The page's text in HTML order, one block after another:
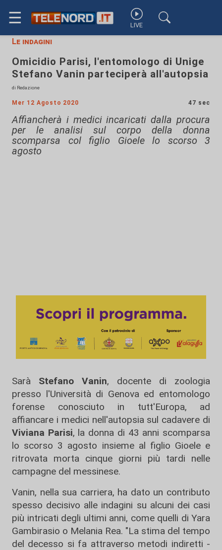
☰ LIVE
Le indagini
Omicidio Parisi, l'entomologo di Unige
Stefano Vanin parteciperà all'autopsia
di Redazione
Mer 12 Agosto 2020 47 sec
Affiancherà i medici incaricati dalla procura
per le analisi sul corpo della donna
scomparsa col figlio Gioele lo scorso 3
agosto
Sarà Stefano Vanin, docente di zoologia
presso l'Università di Genova ed entomologo
forense conosciuto in tutt'Europa, ad
affiancare i medici nell'autopsia sul cadavere di
Viviana Parisi, la donna di 43 anni scomparsa
lo scorso 3 agosto insieme al figlio Gioele e
ritrovata morta cinque giorni più tardi nelle
campagne del messinese.
Vanin, nella sua carriera, ha dato un contributo
spesso decisivo alle indagini su alcuni dei casi
più intricati degli ultimi anni, come quelli di Yara
Gambirasio o Melania Rea. "La stima del tempo
del decesso si fa attraverso metodi indiretti -